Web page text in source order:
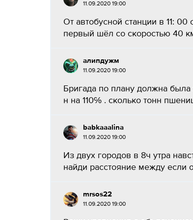
11.09.2020 19:00
От автобусной станции в 11:
первый шёл со скоростью 40
алипдужм
11.09.2020 19:00
Бригада по плану должна
н на 110℅ . сколько тонн
babkaaalina
11.09.2020 19:00
Из двух городов в 8ч утра
найди расстояние между если
mrsos22
11.09.2020 19:00